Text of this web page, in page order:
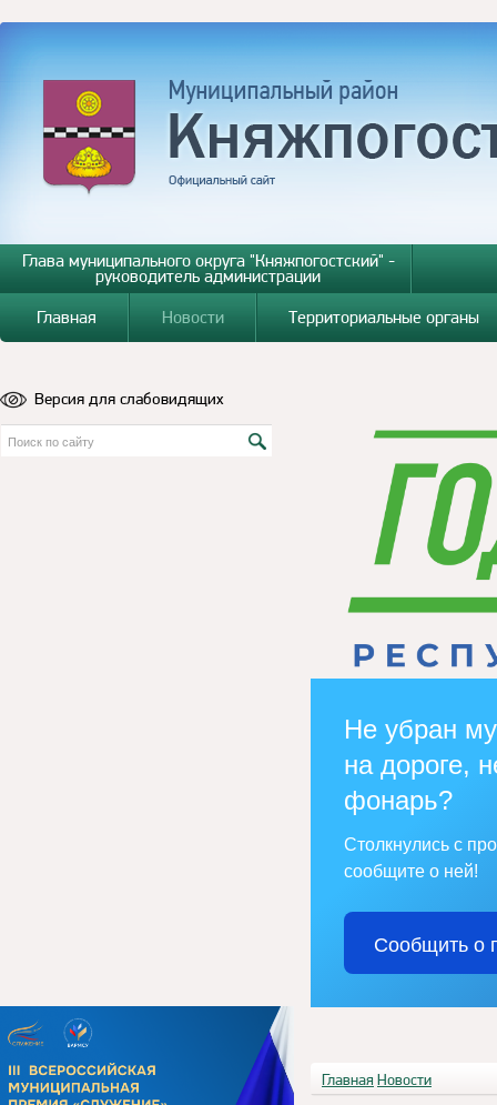
Глава муниципального округа "Княжпогостский" -
руководитель администрации
Главная
Новости Территориальные органы
Версия для слабовидящих
Не убран
на дороге,
фонарь?
Столкнулись с
сообщите о ней!
Сообщить о
Главная Новости